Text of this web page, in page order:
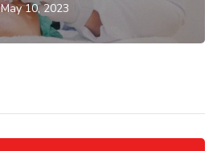
May 10, 2023